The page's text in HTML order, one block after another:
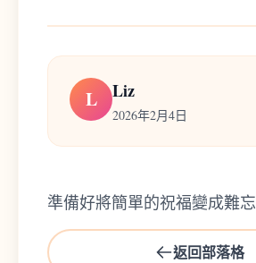
L Liz
2026年2月4日
準備好將簡單的祝福變成難
返回部落格